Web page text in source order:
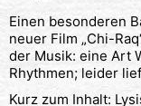
Einen besonderen
neuer Film „Chi-
der Musik: eine Art
Rhythmen; leider
Kurz zum Inhalt: